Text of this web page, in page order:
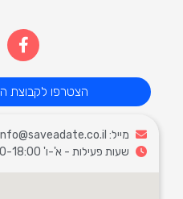
הצטרפו לקבוצת הFacebook שלנו
מייל: info@saveadate.co.il
שעות פעילות - א'-ו' 9:00-18:00